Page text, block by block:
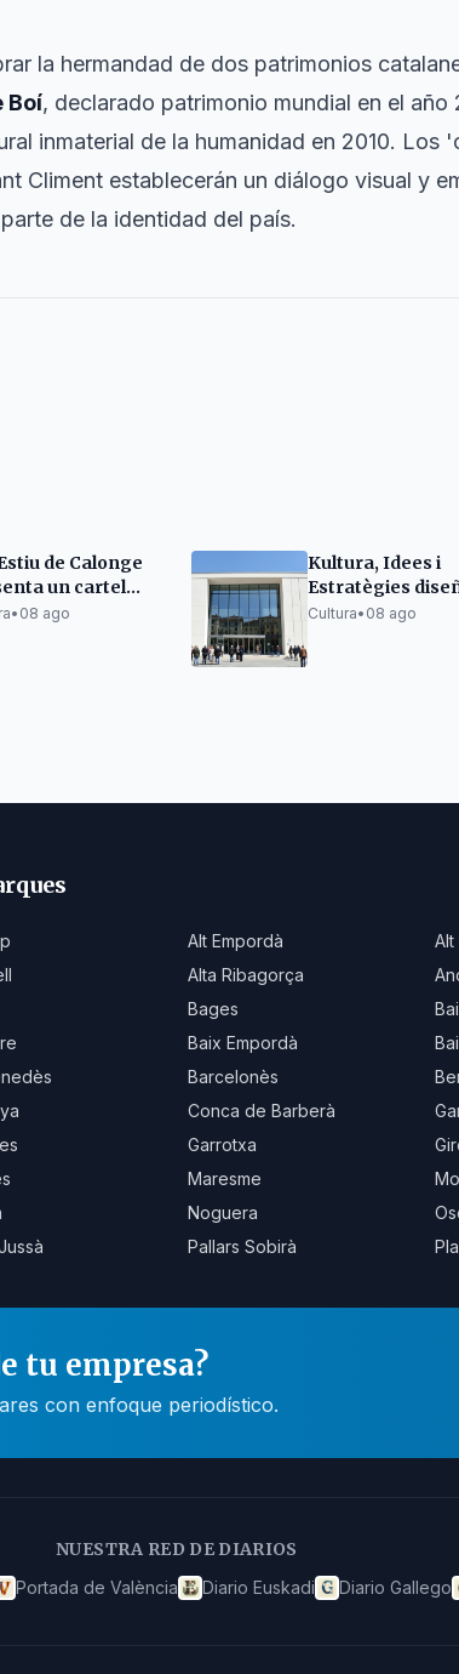
la hermandad de dos patrimonios
Boí, declarado patrimonio mundial en el
inmaterial de la humanidad en 2010. Los
Climent establecerán un diálogo visual y
de la identidad del país.
de Calonge
un cartel
y un
• 08 ago
Kultura, Idees i
Estratègies
el nuevo Museu
Cultura• 08 ago
Alt Empordà
Alta Ribagorça
Bages
Baix Empordà
Barcelonès
Conca de Barberà
Garrotxa
Maresme
Noguera
Pallars Sobirà
tu empresa?
con enfoque periodístico.
NUESTRA RED DE DIARIOS
Portada de València Diario Euskadi Diario Gallego